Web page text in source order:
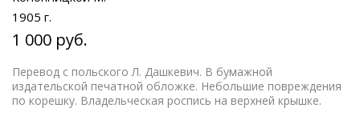
1905 г.
1 000 руб.
Перевод с польского Л. Дашкевич. В бумажной
издательской печатной обложке. Небольшие повреждения
по корешку. Владельческая роспись на верхней крышке.